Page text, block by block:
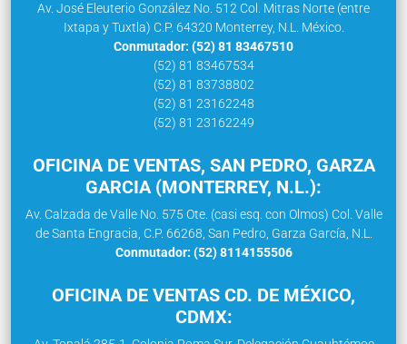
Av. José Eleuterio González No. 512 Col. Mitras Norte (entre
Ixtapa y Tuxtla) C.P. 64320 Monterrey, N.L. México.
Conmutador: (52) 81 83467510
(52) 81 83467534
(52) 81 83738802
(52) 81 23162248
(52) 81 23162249
OFICINA DE VENTAS, SAN PEDRO, GARZA
GARCIA (MONTERREY, N.L.):
Av. Calzada de Valle No. 575 Ote. (casi esq. con Olmos) Col. Valle
de Santa Engracia, C.P. 66268, San Pedro, Garza García, N.L.
Conmutador: (52) 8114155506
OFICINA DE VENTAS CD. DE MÉXICO,
CDMX: